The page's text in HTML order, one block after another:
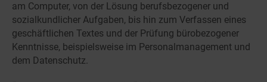
am Computer, von der Lösung berufsbezogener und
sozialkundlicher Aufgaben, bis hin zum Verfassen eines
geschäftlichen Textes und der Prüfung bürobezogener
Kenntnisse, beispielsweise im Personalmanagement und
dem Datenschutz.